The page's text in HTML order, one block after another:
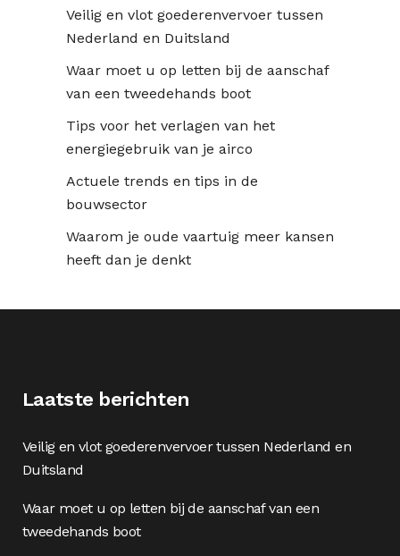
Veilig en vlot goederenvervoer tussen
Nederland en Duitsland
Waar moet u op letten bij de aanschaf
van een tweedehands boot
Tips voor het verlagen van het
energiegebruik van je airco
Actuele trends en tips in de
bouwsector
Waarom je oude vaartuig meer kansen
heeft dan je denkt
Laatste berichten
Veilig en vlot goederenvervoer tussen Nederland en
Duitsland
Waar moet u op letten bij de aanschaf van een
tweedehands boot